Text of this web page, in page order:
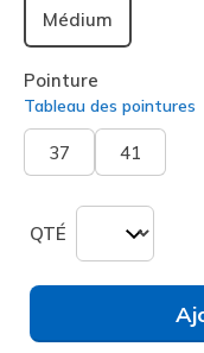
Médium
Pointure
Tableau des pointures
37 41
QTÉ